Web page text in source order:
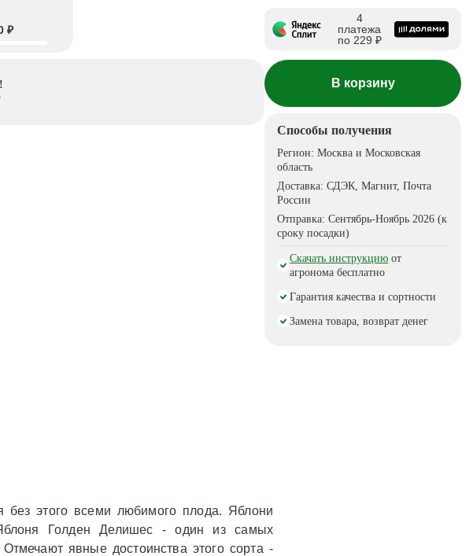
₽
4
платежа
по 229 ₽
В корзину
Способы получения
Регион:Москва и Московская
область
Доставка:СДЭК, Магнит, Почта
России
Отправка:Сентябрь-Ноябрь 2026 (к
сроку посадки)
Скачать инструкцию от
агронома бесплатно
Гарантия качества и сортности
Замена товара, возврат денег
без этого всеми любимого плода. Яблони
Голден Делишес - один из самых
явные достоинства этого сорта -